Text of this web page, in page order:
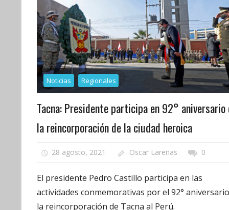
Noticias Regionales
Tacna: Presidente participa en 92° aniversario
la reincorporación de la ciudad heroica
28 agosto, 2021 Oscar Larenas 0
El presidente Pedro Castillo participa en las
actividades conmemorativas por el 92°
la reincorporación de Tacna al Perú.